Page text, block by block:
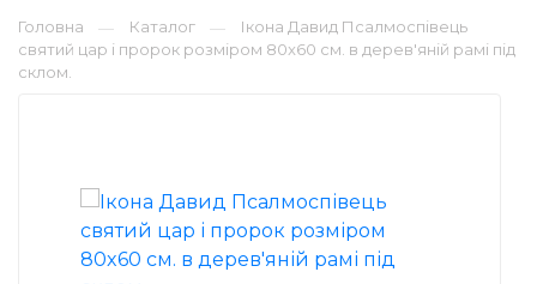
Головна — Каталог —
Ікона Давид Псалмоспівець
святий цар і пророк розміром 80x60 см. в дерев'яній рамі під
склом.